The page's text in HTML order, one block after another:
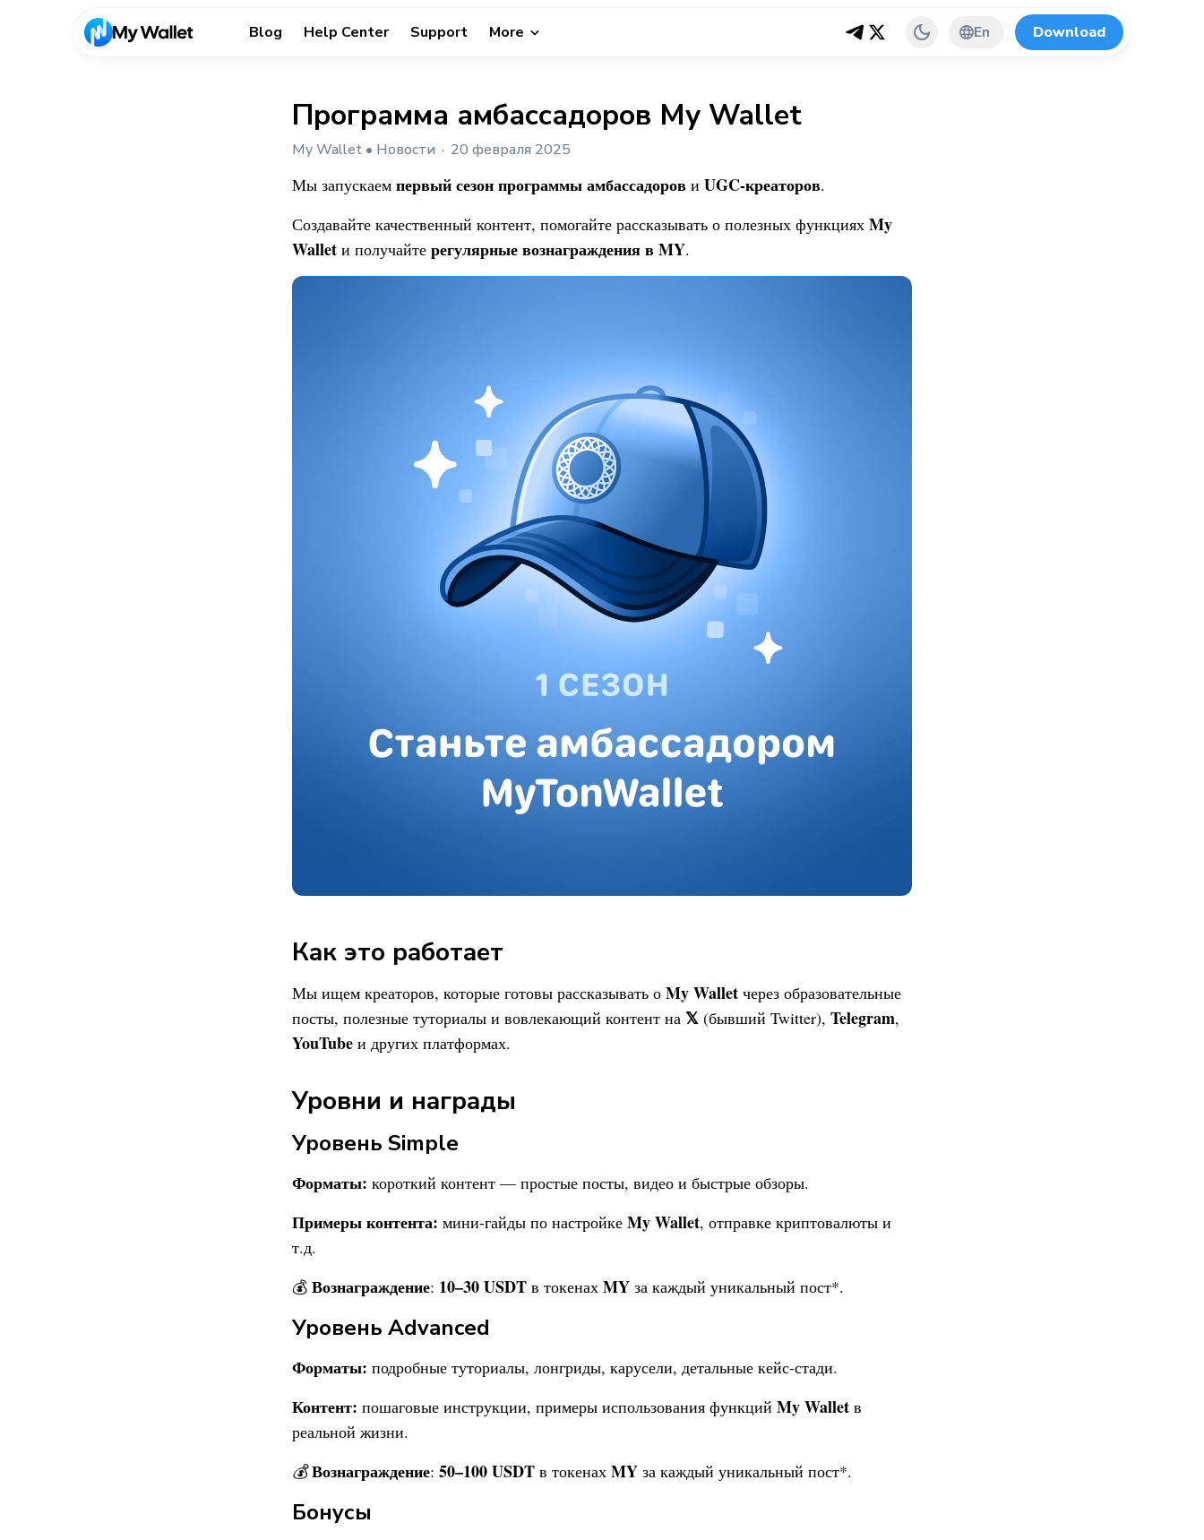
Blog Help Center Support More En Download
Программа амбассадоров My Wallet
My Wallet • Новости 20 февраля 2025
Мы запускаем первый сезон программы амбассадоров и UGC-креаторов.
Создавайте качественный контент, помогайте рассказывать о полезных функциях My
Wallet и получайте регулярные вознагражденияв MY.
Как это работает
Мы ищем креаторов, которые готовы рассказывать о My Wallet через образовательные
посты, полезные туториалы и вовлекающий контент на 𝕏 (бывший Twitter), Telegram,
YouTube и других платформах.
Уровни и награды
Уровень Simple
Форматы: короткий контент — простые посты, видео и быстрые обзоры.
Примеры контента: мини-гайды по настройке My Wallet, отправке криптовалюты и
т.д.
💰 Вознаграждение: 10–30 USDT в токенах MY за каждый уникальный пост*.
Уровень Advanced
Форматы: подробные туториалы, лонгриды, карусели, детальные кейс-стади.
Контент: пошаговые инструкции, примеры использования функций My Wallet в
реальной жизни.
💰Вознаграждение: 50–100 USDT в токенах MY за каждый уникальный пост*.
Бонусы